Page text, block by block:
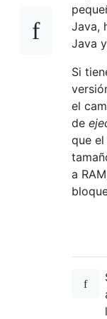
Java,
Java
Si
el
de
que el
a